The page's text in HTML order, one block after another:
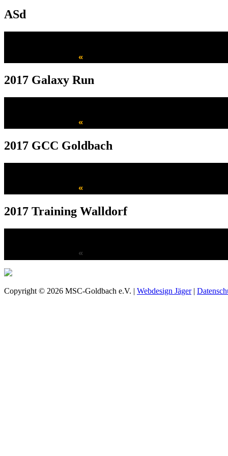
ASd
«
2017 Galaxy Run
«
2017 GCC Goldbach
«
2017 Training Walldorf
«
Copyright © 2026 MSC-Goldbach e.V. | Webdesign Jäger|